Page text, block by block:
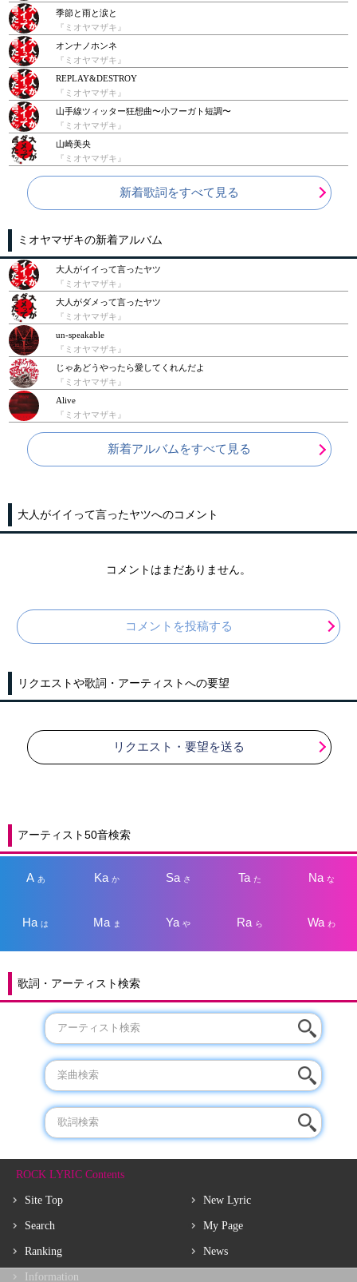
季節と雨と涙と
『ミオヤマザキ』
オンナノホンネ
『ミオヤマザキ』
REPLAY&DESTROY
『ミオヤマザキ』
山手線ツィッター狂想曲〜小フーガト短調〜
『ミオヤマザキ』
山崎美央
『ミオヤマザキ』
新着歌詞をすべて見る
ミオヤマザキの新着アルバム
大人がイイって言ったヤツ
『ミオヤマザキ』
大人がダメって言ったヤツ
『ミオヤマザキ』
un-speakable
『ミオヤマザキ』
じゃあどうやったら愛してくれんだよ
『ミオヤマザキ』
Alive
『ミオヤマザキ』
新着アルバムをすべて見る
大人がイイって言ったヤツへのコメント
コメントはまだありません。
コメントを投稿する
リクエストや歌詞・アーティストへの要望
リクエスト・要望を送る
アーティスト50音検索
A あ Kaか Sa さ Taた Na な
Haは Ma ま Yaや Ra ら Wa わ
歌詞・アーティスト検索
ROCK LYRIC Contents
Site Top
Search
Ranking
Information
New Lyric
My Page
News